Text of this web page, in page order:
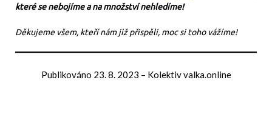
které se nebojíme a na množství nehledíme!
Děkujeme všem, kteří nám již přispěli, moc si toho vážíme!
Publikováno 23. 8. 2023 – Kolektiv valka.online